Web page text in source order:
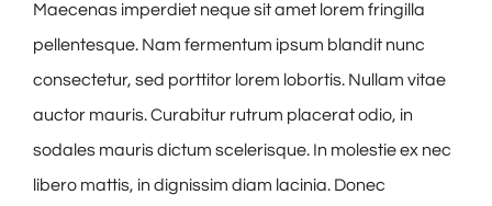
Maecenas imperdiet neque sit amet lorem fringilla
pellentesque. Nam fermentum ipsum blandit nunc
consectetur, sed porttitor lorem lobortis. Nullam vitae
auctor mauris. Curabitur rutrum placerat odio, in
sodales mauris dictum scelerisque. In molestie ex nec
libero mattis, in dignissim diam lacinia. Donec